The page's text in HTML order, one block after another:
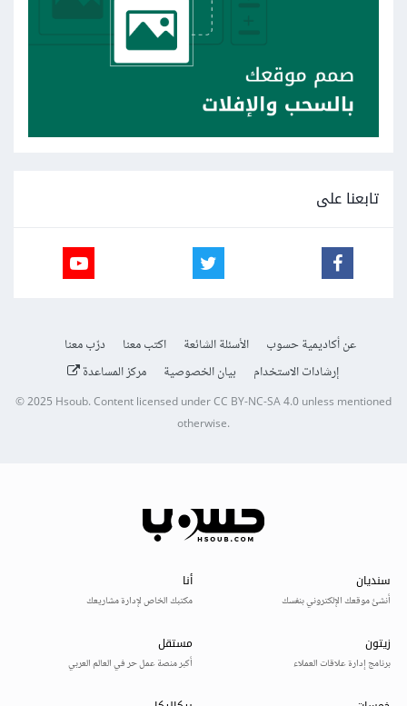
تابعنا على
عن أكاديمية حسوب الأسئلة الشائعة اكتب معنا
درّب معنا
إرشادات الاستخدام
بيان الخصوصية مركز المساعدة
© 2025Hsoub.Content licensed underCC BY-NC-SA 4.0unless mentioned
otherwise.